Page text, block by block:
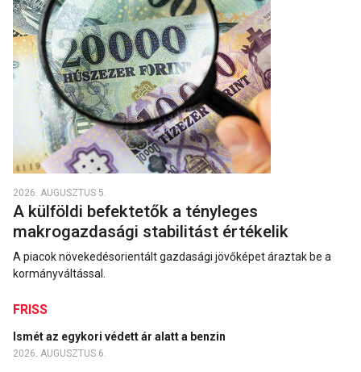
2026. AUGUSZTUS 5.
A külföldi befektetők a tényleges
makrogazdasági stabilitást értékelik
A piacok növekedésorientált gazdasági jövőképet áraztak be a
kormányváltással.
FRISS
Ismét az egykori védett ár alatt a benzin
2026. AUGUSZTUS 6.